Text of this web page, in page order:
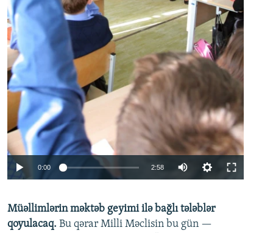
0:00 2:58
360p
480p
Müəllimlərin məktəb geyimi ilə bağlı tələblər
qoyulacaq. Bu qərar Milli Məclisin bu gün —